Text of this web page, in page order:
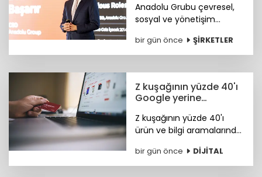
Anadolu Grubu çevresel,
sosyal ve yönetişim
yaklaşımı ile FTSE4Good
Endeksi’nde.
bir gün önce ŞİRKETLER
Z kuşağının yüzde 40'ı
Google yerine
yapıyor
Z kuşağının yüzde 40'ı
ürün ve bilgi aramalarında
Araştırma ayrıca
Instagram ve TikTok'un
bir gün önce DİJİTAL